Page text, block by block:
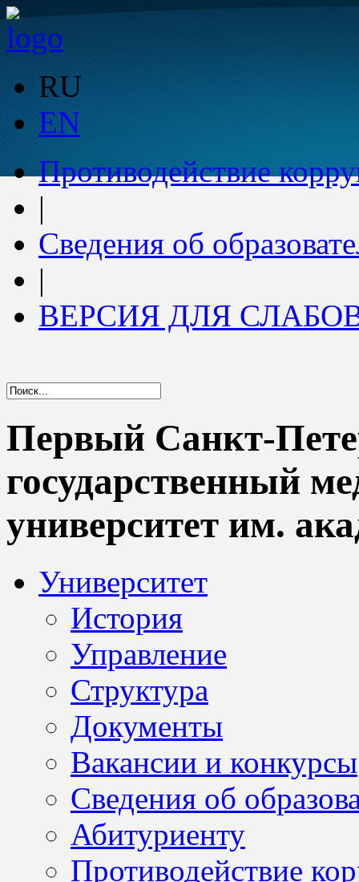
RU
EN
Противодействие
|
Сведения об
|
ВЕРСИЯ ДЛЯ
Первый Санкт-
государственный
университет им.
Университет
История
Управление
Структура
Документы
Вакансии и конкурсы
Сведения об
Абитуриенту
Противодействие